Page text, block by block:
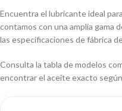
Encuentra el lubricante ideal
contamos con una amplia gama
las especificaciones de fábrica
Consulta la tabla de modelos
encontrar el aceite exacto